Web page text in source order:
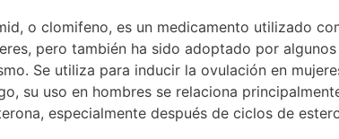
o clomifeno, es un medicamento utilizado
pero también ha sido adoptado por
Se utiliza para inducir la ovulación en
su uso en hombres se relaciona
especialmente después de ciclos de